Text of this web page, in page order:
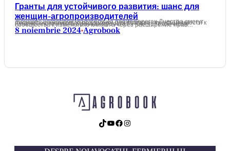
Гранты для устойчивого развития: шанс для
женщин-агропроизводителей
Женщины-агропроизводители на обоих берегах Днестра смогут получить финансовую поддержку для повышения устойчивости к изменению климата в рамках проекта ПРООН „Устойчивые сообщества к изменению климата через расширение прав…
8 noiembrie 2024•Agrobook
TikTok YouTube Facebook Instagram